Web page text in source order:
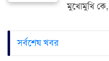
মুখোমুখি কে,
সর্বশেষ খবর